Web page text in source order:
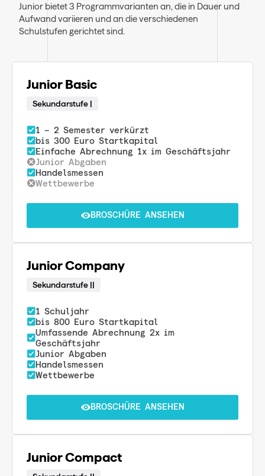
Junior bietet 3 Programmvarianten an, die in Dauer und
Aufwand variieren und an die verschiedenen
Schulstufen gerichtet sind.
Junior Basic
Sekundarstufe |
1 – 2 Semester verkürzt
bis 300 Euro Startkapital
Einfache Abrechnung 1x im Geschäftsjahr
Junior Abgaben
Handelsmessen
Wettbewerbe
BROSCHÜRE ANSEHEN
Junior Company
Sekundarstufe ||
1 Schuljahr
bis 800 Euro Startkapital
Umfassende Abrechnung 2x im
Geschäftsjahr
Junior Abgaben
Handelsmessen
Wettbewerbe
BROSCHÜRE ANSEHEN
Junior Compact